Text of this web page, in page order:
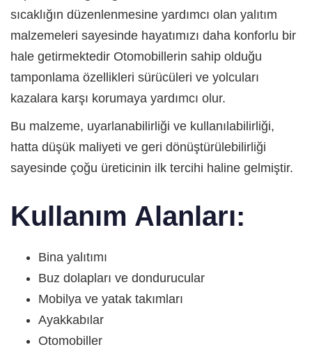
sıcaklığın düzenlenmesine yardımcı olan yalıtım
malzemeleri sayesinde hayatımızı daha konforlu bir
hale getirmektedir Otomobillerin sahip olduğu
tamponlama özellikleri sürücüleri ve yolcuları
kazalara karşı korumaya yardımcı olur.
Bu malzeme, uyarlanabilirliği ve kullanılabilirliği,
hatta düşük maliyeti ve geri dönüştürülebilirliği
sayesinde çoğu üreticinin ilk tercihi haline gelmiştir.
Kullanım Alanları:
Bina yalıtımı
Buz dolapları ve dondurucular
Mobilya ve yatak takımları
Ayakkabılar
Otomobiller